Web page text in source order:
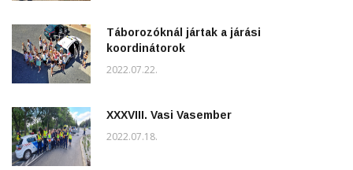
Táborozóknál jártak a járási
koordinátorok
2022.07.22.
XXXVIII. Vasi Vasember
2022.07.18.